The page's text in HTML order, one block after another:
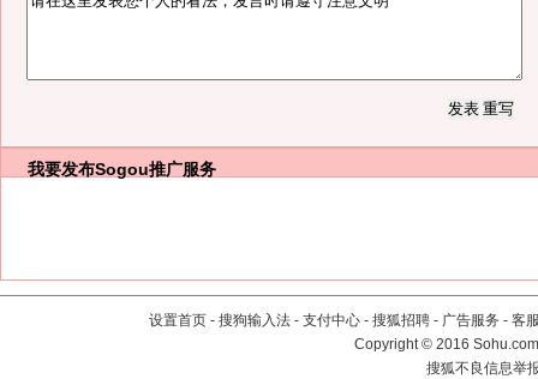
我要发布Sogou推广服务
设置首页 - 搜狗输入法 - 支付中心 - 搜狐招聘 - 广告服务 - 客
Copyright©2016
搜狐不良信息举